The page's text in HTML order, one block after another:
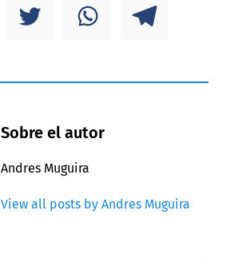
Sobre el autor
Andres Muguira
View all posts by Andres Muguira